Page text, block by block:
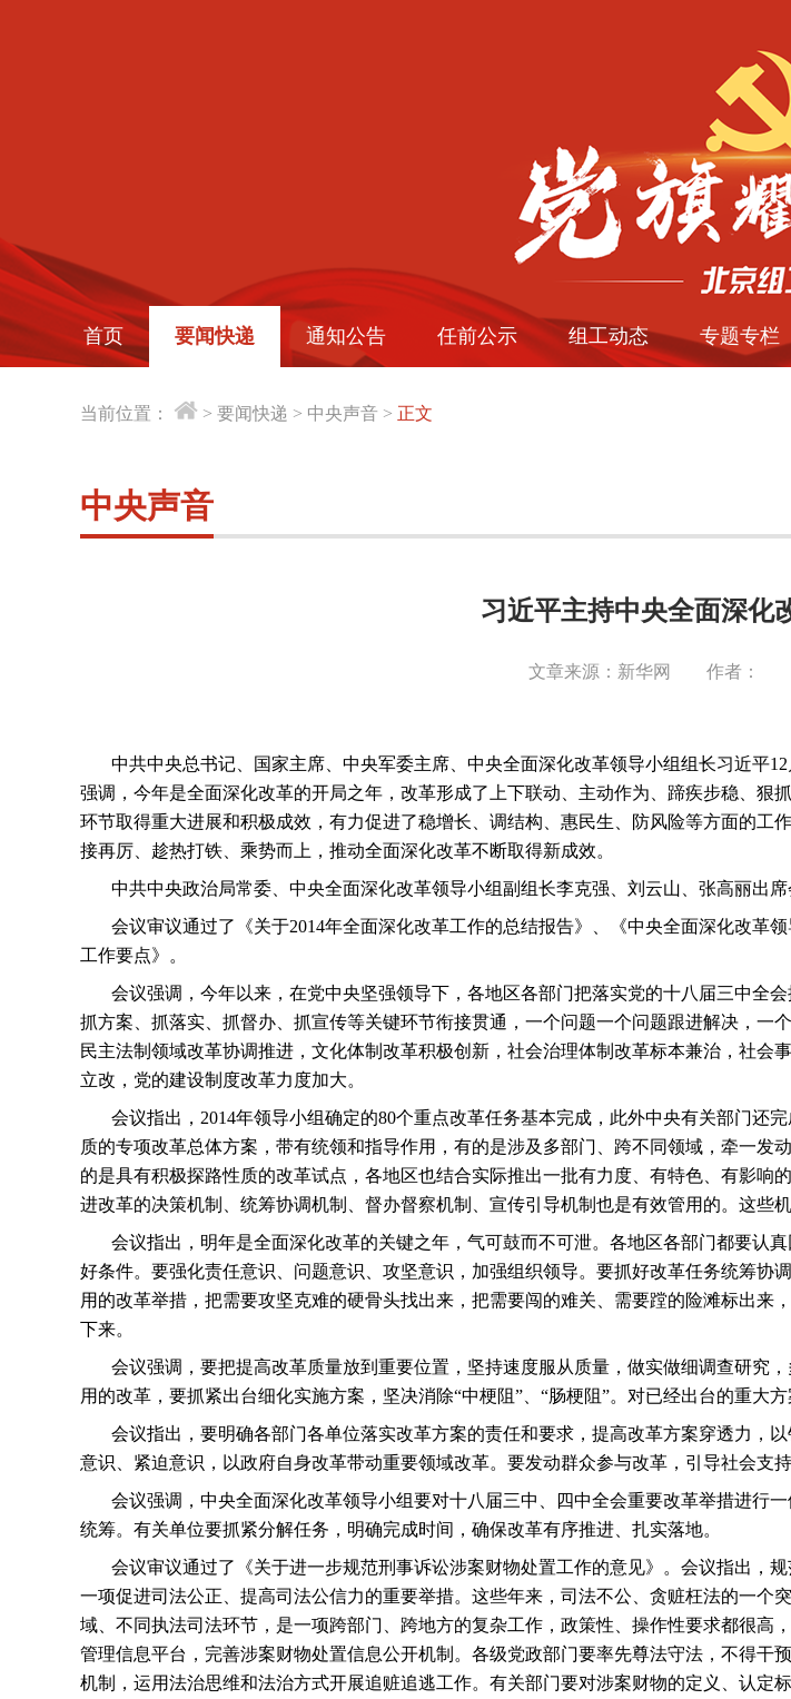
首页 要闻快递 通知公告 任前公示 组工动态 专题专栏
当前位置： > 要闻快递 > 中央声音 > 正文
中央声音
习近平主持中央全面深化
文章来源：新华网 作者： 发
中共中央总书记、国家主席、中央军委主席、中央全面深化改革领导小组组长习近平12
强调，今年是全面深化改革的开局之年，改革形成了上下联动、主动作为、蹄疾步稳、
环节取得重大进展和积极成效，有力促进了稳增长、调结构、惠民生、防风险等方面的
接再厉、趁热打铁、乘势而上，推动全面深化改革不断取得新成效。
中共中央政治局常委、中央全面深化改革领导小组副组长李克强、刘云山、张高丽出席
会议审议通过了《关于2014年全面深化改革工作的总结报告》、《中央全面深化改革领
工作要点》。
会议强调，今年以来，在党中央坚强领导下，各地区各部门把落实党的十八届三中全
抓方案、抓落实、抓督办、抓宣传等关键环节衔接贯通，一个问题一个问题跟进解决，一
民主法制领域改革协调推进，文化体制改革积极创新，社会治理体制改革标本兼治，社
立改，党的建设制度改革力度加大。
会议指出， 2014年领导小组确定的80个重点改革任务基本完成，此外中央有关部门还完
质的专项改革总体方案，带有统领和指导作用，有的是涉及多部门、跨不同领域，牵一
的是具有积极探路性质的改革试点，各地区也结合实际推出一批有力度、有特色、有影
进改革的决策机制、统筹协调机制、督办督察机制、宣传引导机制也是有效管用的。这些
会议指出，明年是全面深化改革的关键之年，气可鼓而不可泄。各地区各部门都要认
好条件。要强化责任意识、问题意识、攻坚意识，加强组织领导。要抓好改革任务统筹
用的改革举措，把需要攻坚克难的硬骨头找出来，把需要闯的难关、需要蹚的险滩标出
下来。
会议强调，要把提高改革质量放到重要位置，坚持速度服从质量，做实做细调查研究
用的改革，要抓紧出台细化实施方案，坚决消除“中梗阻”、“肠梗阻”。对已经出台的重大
会议指出，要明确各部门各单位落实改革方案的责任和要求，提高改革方案穿透力，
意识、紧迫意识，以政府自身改革带动重要领域改革。要发动群众参与改革，引导社会支
会议强调，中央全面深化改革领导小组要对十八届三中、四中全会重要改革举措进行
统筹。有关单位要抓紧分解任务，明确完成时间，确保改革有序推进、扎实落地。
会议审议通过了《关于进一步规范刑事诉讼涉案财物处置工作的意见》。会议指出，
一项促进司法公正、提高司法公信力的重要举措。这些年来，司法不公、贪赃枉法的一
域、不同执法司法环节，是一项跨部门、跨地方的复杂工作，政策性、操作性要求都很
管理信息平台，完善涉案财物处置信息公开机制。各级党政部门要率先尊法守法，不得干
机制，运用法治思维和法治方式开展追赃追逃工作。有关部门要对涉案财物的定义、认定